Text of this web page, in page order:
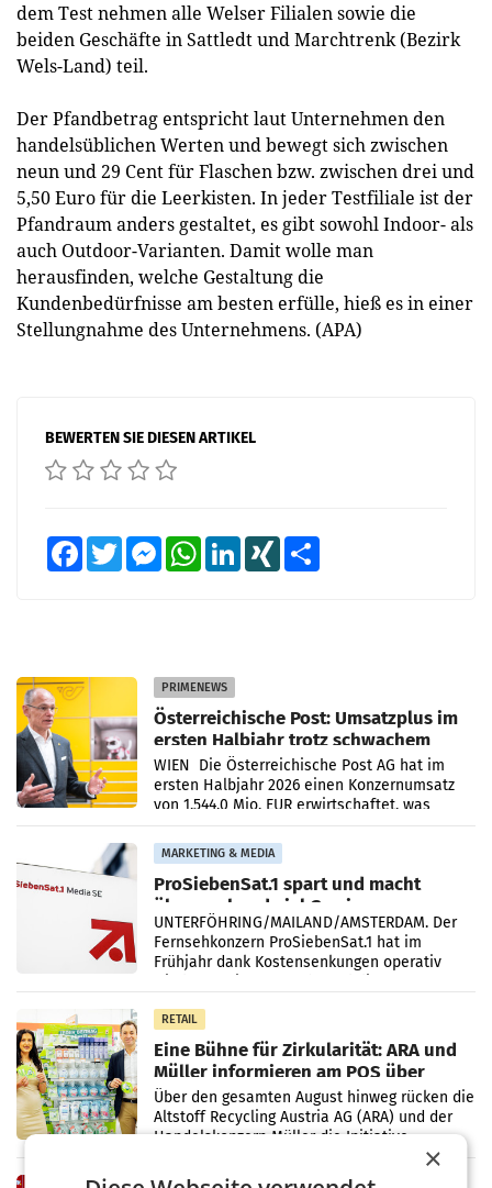
dem Test nehmen alle Welser Filialen sowie die
beiden Geschäfte in Sattledt und Marchtrenk (Bezirk
Wels-Land) teil.
Der Pfandbetrag entspricht laut Unternehmen den
handelsüblichen Werten und bewegt sich zwischen
neun und 29 Cent für Flaschen bzw. zwischen drei und
5,50 Euro für die Leerkisten. In jeder Testfiliale ist der
Pfandraum anders gestaltet, es gibt sowohl Indoor- als
auch Outdoor-Varianten. Damit wolle man
herausfinden, welche Gestaltung die
Kundenbedürfnisse am besten erfülle, hieß es in einer
Stellungnahme des Unternehmens. (APA)
BEWERTEN SIE DIESEN ARTIKEL
FacebookTwitter MessengerWhatsAppLinkedInXING
PRIMENEWS
Österreichische Post: Umsatzplus im
ersten Halbjahr trotz schwachem
Briefgeschäft
WIEN Die Österreichische Post AG hat im
ersten Halbjahr 2026 einen Konzernumsatz
von 1.544,0 Mio. EUR erwirtschaftet, was
einem Plus von 3,8 Prozent gegenüber dem
Vergleichszeitraum
MARKETING & MEDIA
ProSiebenSat.1 spart und macht
überraschend viel Gewinn
UNTERFÖHRING/MAILAND/AMSTERDAM. Der
Fernsehkonzern ProSiebenSat.1 hat im
Frühjahr dank Kostensenkungen operativ
RETAIL
Eine Bühne für Zirkularität: ARA und
Müller informieren am POS über
Kreislauffähigkeit
Über den gesamten August hinweg rücken die
Altstoff Recycling Austria AG (ARA) und der
Handelskonzern Müller die Initiative
„Kreislauf-Helden“ in allen österreichischen
Müller-Filialen
×